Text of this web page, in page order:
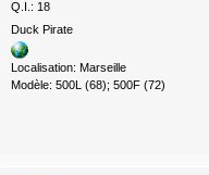
Q.I.: 18
Duck Pirate
Localisation: Marseille
Modèle: 500L (68); 500F (72)